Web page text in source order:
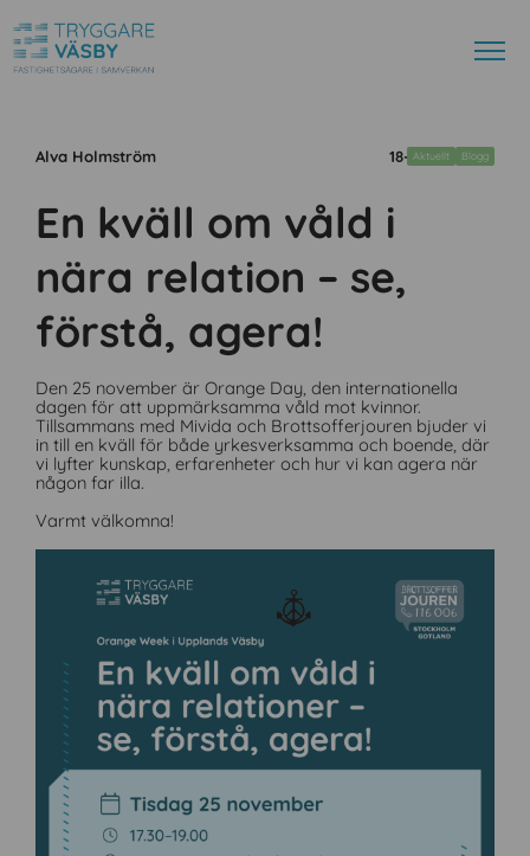
18-11-25
En kväll om våld i
nära relation – se,
förstå, agera!
Alva Holmström Aktuellt Blogg
Den 25 november är Orange Day, den internationella
dagen för att uppmärksamma våld mot kvinnor.
Tillsammans med Mivida och Brottsofferjouren bjuder vi
in till en kväll för både yrkesverksamma och boende, där
vi lyfter kunskap, erfarenheter och hur vi kan agera när
någon far illa.
Varmt välkomna!